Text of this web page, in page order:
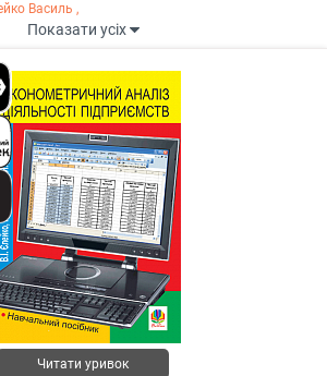
Василь ,
Показати усіх
Читати уривок